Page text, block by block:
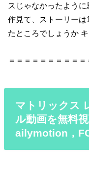
スじゃなかったよう
作見て、ストーリー
たところでしょうか
＝＝＝＝＝＝＝＝＝＝
マトリックス
ル動画を無料
ailymotion，